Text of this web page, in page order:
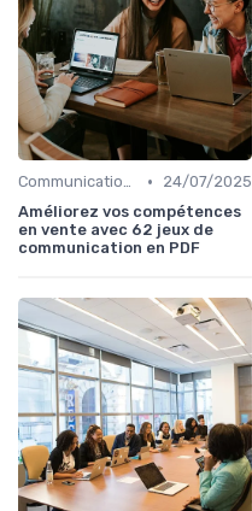
Communication commerciale •
24/07/2025
Améliorez vos compétences
en vente avec 62 jeux de
communication en PDF